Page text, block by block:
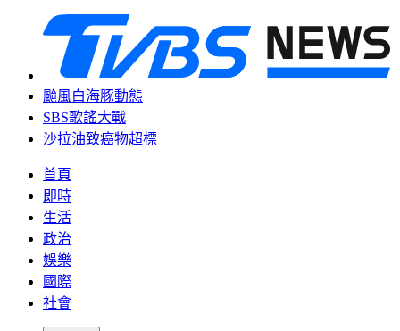
颱風白海豚動態
SBS歌謠大戰
沙拉油致癌物超標
首頁
即時
生活
政治
娛樂
國際
社會